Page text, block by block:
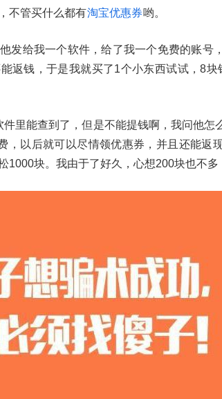
不管买什么都有淘宝优惠券哟。
发给我一个软件，给了我一个免费的账号
返钱，于是我就买了1个小东西试试，8块
里能查到了，但是不能提钱啊，我问他怎
，以后就可以尽情领优惠券，并且还能返
1000块。我由于了好久，心想200块也不多